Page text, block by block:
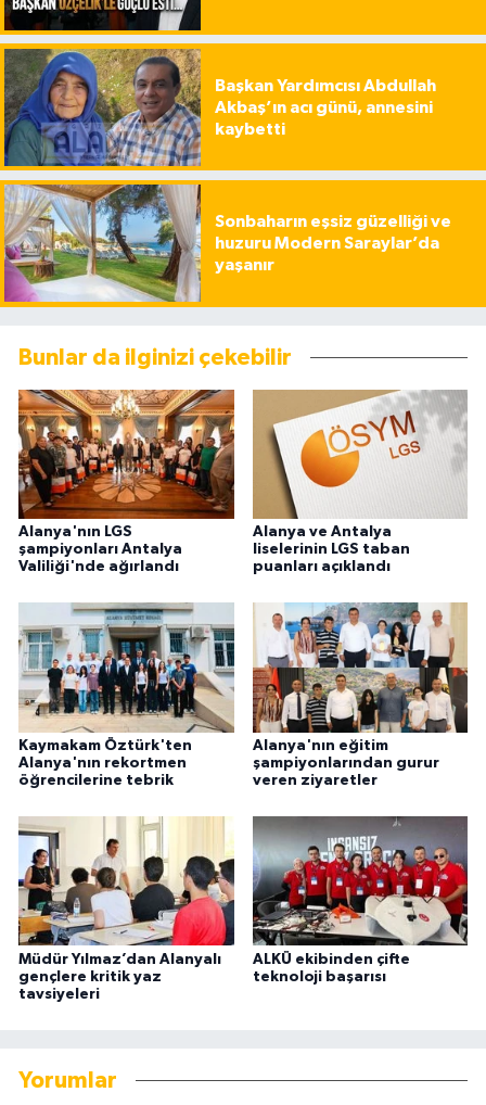
Başkan Yardımcısı Abdullah
Akbaş’ın acı günü, annesini
kaybetti
Sonbaharın eşsiz güzelliği ve
huzuru Modern Saraylar’da
yaşanır
Bunlar da ilginizi çekebilir
Alanya'nın LGS
şampiyonları Antalya
Valiliği'nde ağırlandı
Alanya ve Antalya
liselerinin LGS taban
puanları açıklandı
Kaymakam Öztürk'ten
Alanya'nın rekortmen
öğrencilerine tebrik
Alanya'nın eğitim
şampiyonlarından gurur
veren ziyaretler
Müdür Yılmaz’dan Alanyalı
gençlere kritik yaz
tavsiyeleri
ALKÜ ekibinden çifte
teknoloji başarısı
Yorumlar